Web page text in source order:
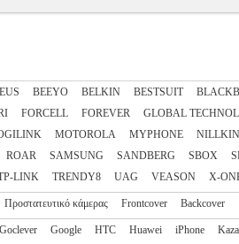
BEEYO BELKIN BESTSUIT
FORCELL FOREVER GLOBAL
MOTOROLA MYPHONE NILLKIN
ROAR SAMSUNG SANDBERG SBOX
LINK TRENDY8 UAG VEASON X-
Προστατευτικό κάμερας Frontcover Backcover
Goclever Google HTC Huawei iPhone